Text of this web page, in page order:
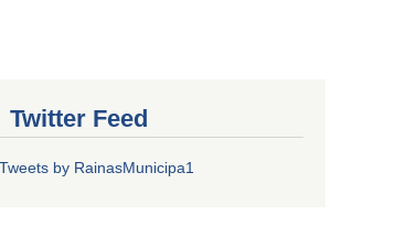
Twitter Feed
Tweets by RainasMunicipa1